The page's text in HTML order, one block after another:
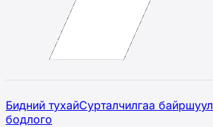
Бидний тухайСурталчилгаа
бодлого